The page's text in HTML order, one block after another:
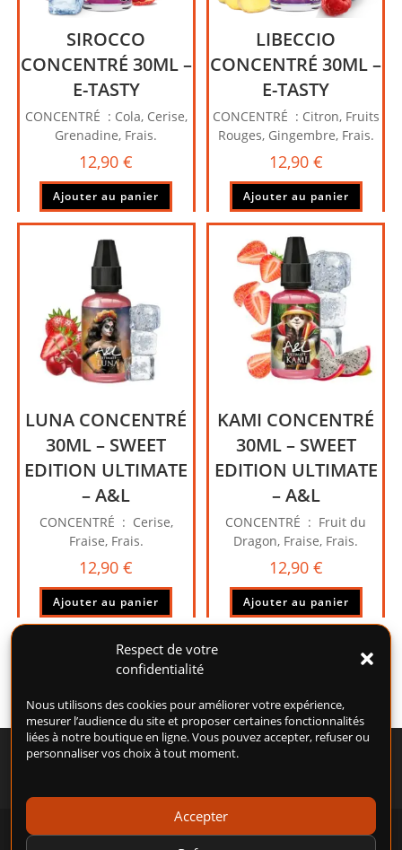
Respect de votre
confidentialité
Nous utilisons des cookies pour améliorer votre expérience,
mesurer l’audience du site et proposer certaines fonctionnalités
liées à notre boutique en ligne. Vous pouvez accepter, refuser ou
personnaliser vos choix à tout moment.
Accepter
SIROCCO
CONCENTRÉ 30ML –
E-TASTY
CONCENTRÉ : Cola, Cerise,
Grenadine, Frais.
12,90€
Ajouter au panier
LIBECCIO
CONCENTRÉ 30ML –
E-TASTY
CONCENTRÉ : Citron, Fruits
Rouges, Gingembre, Frais.
12,90 €
Ajouter au panier
LUNA CONCENTRÉ
30ML – SWEET
EDITION ULTIMATE
– A&L
CONCENTRÉ : Cerise,
Fraise, Frais.
12,90€
Ajouter au panier
KAMI CONCENTRÉ
30ML – SWEET
EDITION ULTIMATE
– A&L
CONCENTRÉ : Fruit du
Dragon, Fraise, Frais.
12,90 €
Ajouter au panier
POLITIQUE DE COOKIES (UE)
CONDITIONS GÉNÉRALES D’UTILISATION (CGU)